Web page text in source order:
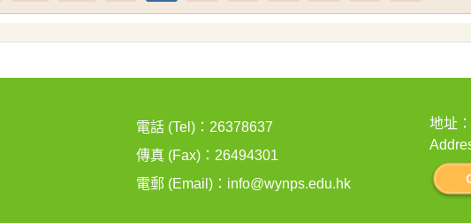
電話 (Tel)：26378637
傳真 (Fax)：26494301
電郵 (Email)： info@wynps.edu.hk
地址